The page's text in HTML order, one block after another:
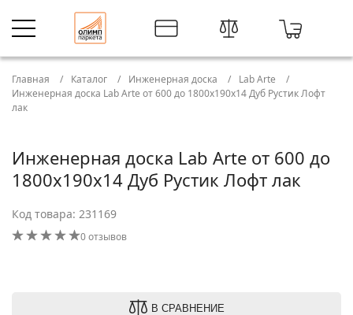
Главная Каталог Инженерная доска
Lab Arte
Инженерная доска Lab Arte от 600 до 1800х190х14 Дуб Рустик Лофт
лак
Инженерная доска Lab Arte от 600 до
1800х190х14 Дуб Рустик Лофт лак
Код товара: 231169
0 отзывов
В СРАВНЕНИЕ